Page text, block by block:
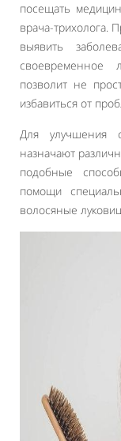
посещать
врача-трихолога.
выявить
своевременное
позволит не
избавиться от
Для улучшения
назначают
подобные
помощи
волосяные